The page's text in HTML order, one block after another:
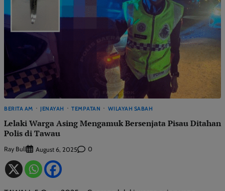
BERITA AM JENAYAH TEMPATAN WILAYAH SABAH
Lelaki Warga Asing Mengamuk Bersenjata Pisau Ditahan
Polis di Tawau
Ray Bull August 6, 2025 0